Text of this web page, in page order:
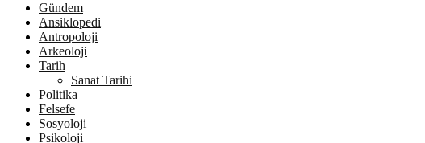
Gündem
Ansiklopedi
Antropoloji
Arkeoloji
Tarih
Sanat Tarihi
Politika
Felsefe
Sosyoloji
Psikoloji